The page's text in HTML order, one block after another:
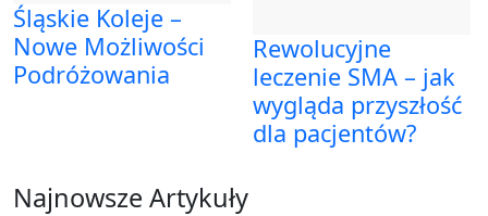
Śląskie Koleje –
Nowe Możliwości
Podróżowania
Rewolucyjne
leczenie SMA – jak
wygląda przyszłość
dla pacjentów?
Najnowsze Artykuły